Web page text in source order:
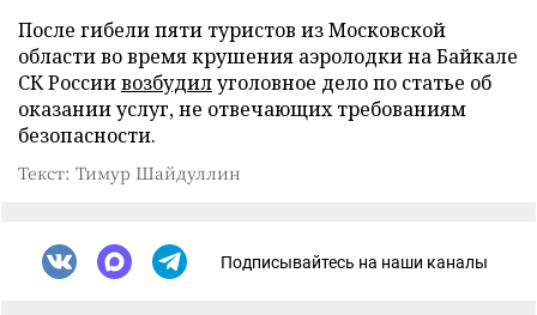
После гибели пяти туристов из Московской
области во время крушения аэролодки на Байкале
СК Россиивозбудилуголовное дело по статье об
оказании услуг, не отвечающих требованиям
безопасности.
Текст: Тимур Шайдуллин
Подписывайтесь на наши каналы